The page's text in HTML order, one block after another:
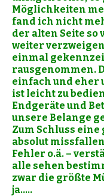
Möglichkeiten
fand ich nicht
der alten Seite so
weiter
einmal
rausgenommen.
einfach und eher
ist leicht zu
Endgeräte und
unsere Belange
Zum Schluss
absolut
Fehler o.ä. –
alle sehen
zwar die größte
ja…..